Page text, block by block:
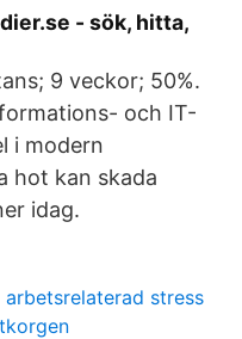
- sök, hitta,
9 veckor; 50%.
och IT-
i modern
hot kan skada
idag.
stress